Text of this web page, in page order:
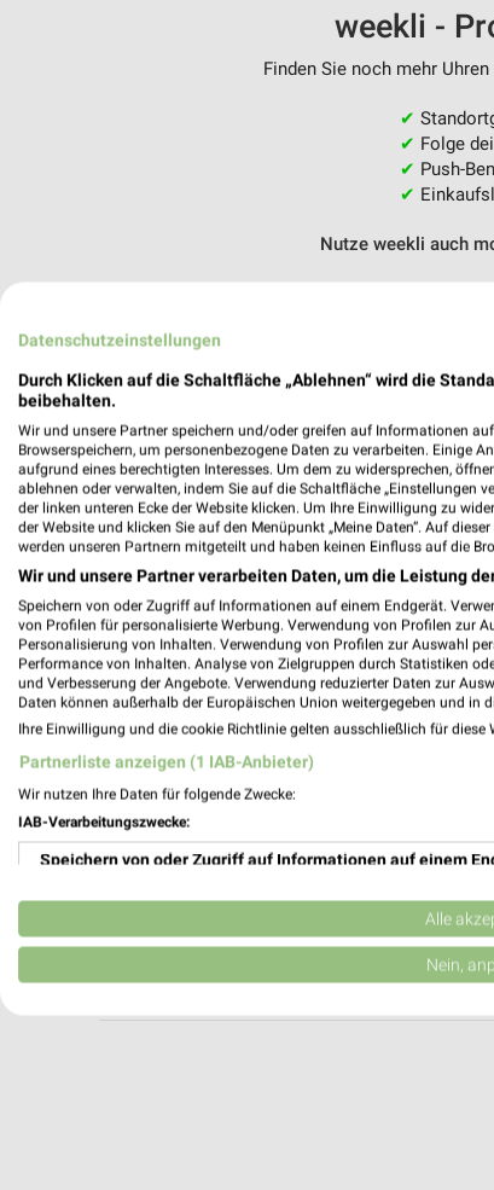
weekli -
Finden Sie noch mehr
✔
✔ Folge
✔ Push-
✔
Nutze weekli auch
Juwelier Räth Ludwigshafen
Wredestraße 17
67059 Ludwigshafen
Heute
geschlossen
483,99 km
CHRIST Ludwigshafen
Heute 10:00 - 20:00 Uhr | Geöffnet
Datenschutzeinstellungen
Durch Klicken auf die Schaltfläche „Ablehnen“ wird die
beibehalten.
Wir und unsere Partner speichern und/oder greifen auf Informationen
Browserspeichern, um personenbezogene Daten zu verarbeiten. Einige
aufgrund eines berechtigten Interesses. Um dem zu widersprechen,
ablehnen oder verwalten, indem Sie auf die Schaltfläche „Einstellungen
der linken unteren Ecke der Website klicken. Um Ihre Einwilligung zu
der Website und klicken Sie auf den Menüpunkt „Meine Daten“. Auf
werden unseren Partnern mitgeteilt und haben keinen Einfluss auf die
Wir und unsere Partner verarbeiten Daten, um die Leistung
Speichern von oder Zugriff auf Informationen auf einem Endgerät.
von Profilen für personalisierte Werbung. Verwendung von Profilen zur
Personalisierung von Inhalten. Verwendung von Profilen zur Auswahl
Performance von Inhalten. Analyse von Zielgruppen durch Statistiken
und Verbesserung der Angebote. Verwendung reduzierter Daten zur
Daten können außerhalb der Europäischen Union weitergegeben und in
Ihre Einwilligung und die cookie Richtlinie gelten ausschließlich für diese
Partnerliste anzeigen (1 IAB-Anbieter)
Wir nutzen Ihre Daten für folgende Zwecke:
IAB-Verarbeitungszwecke:
Speichern von oder Zugriff auf Informationen auf einem
Verwendung reduzierter Daten zur Auswahl von
Erstellung von Profilen für personalisierte Werbung
Alle
Nein,